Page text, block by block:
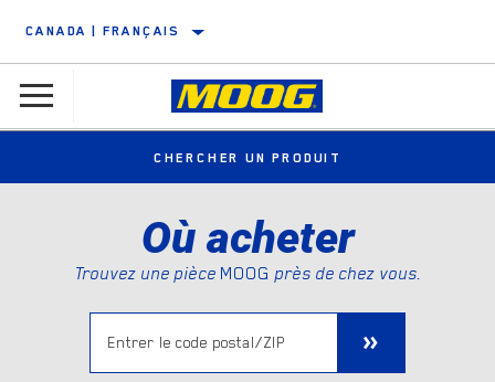
CANADA | FRANÇAIS
CHERCHER UN PRODUIT
Où acheter
Trouvez une pièce MOOG près de chez vous.